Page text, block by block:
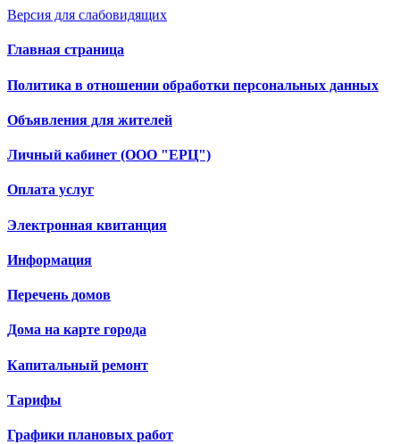
Версия для слабовидящих
Главная страница
Политика в отношении обработки персональных данных
Объявления для жителей
Личный кабинет (ООО "ЕРЦ")
Оплата услуг
Электронная квитанция
Информация
Перечень домов
Дома на карте города
Капитальный ремонт
Тарифы
Графики плановых работ